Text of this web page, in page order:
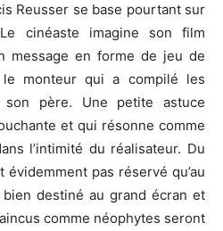
Reusser se base pourtant sur
cinéaste imagine son film
message en forme de jeu de
monteur qui a compilé les
son père. Une petite astuce
et qui résonne comme
l’intimité du réalisateur. Du
évidemment pas réservé qu’au
destiné au grand écran et
comme néophytes seront